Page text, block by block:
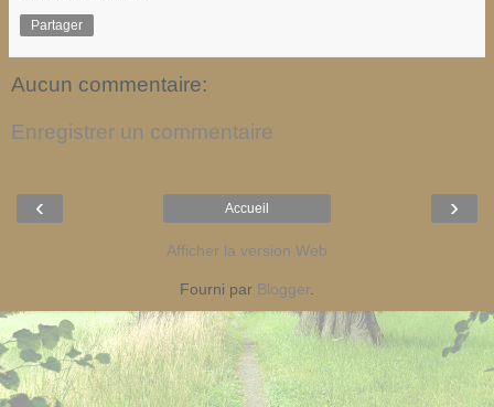
Partager
Aucun commentaire:
Enregistrer un commentaire
‹ ›
Accueil
Afficher la version Web
Fourni par Blogger